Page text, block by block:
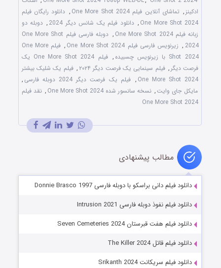
ادکینز , تماشای آنلاین فیلم One More Shot 2024 , دانلود رایگان فیلم
One More Shot 2024
, دانلود فیلم یک شانس دیگر 2024 , دوبله دو
زبانه فیلم One More Shot 2024
,
دوبله فارسی فیلم One More Shot
2024
, زیرنویس فارسی فیلم One More Shot 2024 ,
فیلم One More
Shot 2024 با زیرنویس چسبیده
,
فیلم One More Shot 2024 یک
فرصت دیگر , فیلم سینمایی یک فرصت دیگر ۲۰۲۴ , فیلم یک شلیک بیشتر
One More Shot 2024
, فیلم یک فرصت دیگر 2024 دوبله فارسی
,
مایکل جای وایت, نسخه سانسور شده One More Shot 2024 , نقد فیلم
One More Shot 2024
مطالب پیشنهادی
دانلود فیلم دانی براسکو با دوبله فارسی Donnie Brasco 1997
دانلود فیلم نفوذ دوبله فارسی Intrusion 2021
دانلود فیلم هفت قبرستان Seven Cemeteries 2024
دانلود فیلم قاتل The Killer 2024
دانلود فیلم سریکانت Srikanth 2024